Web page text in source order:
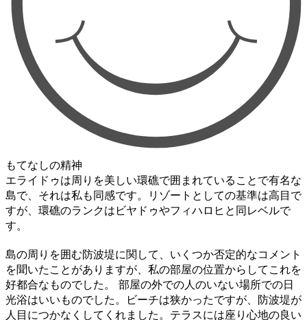
もてなしの精神
エライドゥは周りを美しい環礁で囲まれていることで有名な
島で、それは私も同感です。リゾートとしての基準は高目で
すが、環礁のランクはビヤドゥやフィハロヒと同レベルで
す。
島の周りを囲む防波堤に関して、いくつか否定的なコメント
を聞いたことがありますが、私の部屋の位置からしてこれを
好都合なものでした。 部屋の外での人のいない場所での日
光浴はいいものでした。ビーチは狭かったですが、防波堤が
人目につかなくしてくれました。テラスには座り心地の良い